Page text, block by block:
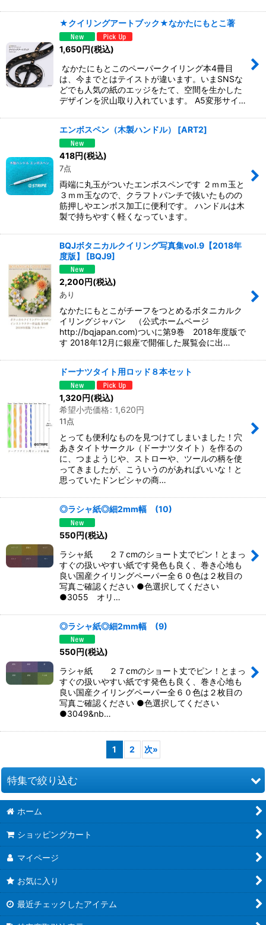
★クイリングアートブック★なかたにもとこ著
1,650円(税込)
なかたにもとこのペーパークイリング本4冊目
は、今までとはテイストが違います。いまSNSな
どでも人気の紙のエッジをたて、空間を生かした
デザインを沢山取り入れています。 A5変形サイ…
エンボスペン（木製ハンドル） [ART2]
418円(税込)
7点
両端に丸玉がついたエンボスペンです ２ｍｍ玉と
３ｍｍ玉なので、クラフトパンチで抜いたものの
筋押しやエンボス加工に便利です。 ハンドルは木
製で持ちやすく軽くなっています。
BQJボタニカルクイリング写真集vol.9【2018年
度版】
[BQJ9]
2,200円(税込)
あり
なかたにもとこがチーフをつとめるボタニカルク
イリングジャパン （公式ホームページ
http://bqjapan.com)ついに第9巻 2018年度版で
す 2018年12月に銀座で開催した展覧会に出…
ドーナツタイト用ロッド８本セット
1,320円(税込)
希望小売価格: 1,620円
11点
とっても便利なものを見つけてしまいました！穴
あきタイトサークル（ドーナツタイト）を作るの
に、つまようじや、ストローや、ツールの柄を使
ってきましたが、こういうのがあればいいな！と
思っていたドンピシャの商…
◎ラシャ紙◎細2mm幅 (10)
550円(税込)
ラシャ紙 ２７cmのショート丈でピン！とまっ
すぐの扱いやすい紙です発色も良く、巻き心地も
良い国産クイリングペーパー全６０色は２枚目の
写真ご確認ください ●色選択してください
●3055 オリ…
◎ラシャ紙◎細2mm幅 (9)
550円(税込)
ラシャ紙 ２７cmのショート丈でピン！とまっ
すぐの扱いやすい紙です発色も良く、巻き心地も
良い国産クイリングペーパー全６０色は２枚目の
写真ご確認ください ●色選択してください
●3049&nb…
1 2 次»
特集で絞り込む
お道具類
クイリングキット
ペーパー類
●ウエディング●
ホーム
ショッピングカート
マイページ
お気に入り
最近チェックしたアイテム